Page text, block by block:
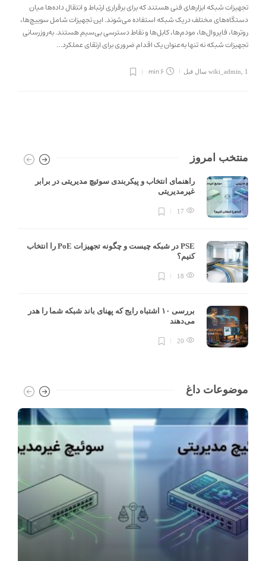
تجهیزات شبکه ابزارهای فنی هستند که برای برقراری ارتباط و انتقال داده‌ها میان
دستگاه‌های مختلف در یک شبکه استفاده می‌شوند. این تجهیزات شامل سوییچ‌ها،
روترها، فایروال‌ها، مودم‌ها، کابل‌ها و نقاط دسترسی بی‌سیم هستند. به‌روزرسانی
تجهیزات شبکه نه تنها به‌عنوان یک اقدام ضروری برای ارتقای عملکرد…
wiki_admin 1 سال قبل 6 min
منتخب امروز
راهنمای انتخاب و پیکربندی سوئیچ مدیریتی در برابر
غیرمدیریتی
17
PSE در شبکه چیست و چگونه تجهیزات PoE را انتخاب
کنیم؟
18
بررسی ۱۰ اشتباه رایج که پهنای باند شبکه شما را هدر
می‌دهند
20
موضوعات داغ